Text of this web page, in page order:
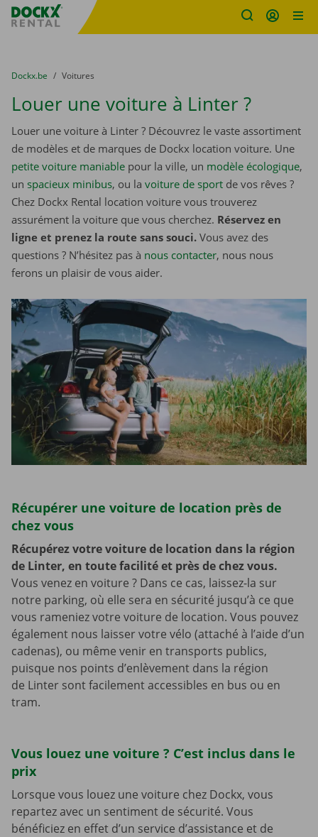
sitename
You are here:
du
Dockx.be to
Voitures
Louer une voiture à Linter ?
Louer une voiture à Linter ? Découvrez le vaste assortiment
de modèles et de marques de Dockx location voiture. Une
petite voiture maniable pour la ville, un modèle écologique,
un spacieux minibus, ou la voiture de sport de vos rêves ?
Chez Dockx Rental location voiture vous trouverez
assurément la voiture que vous cherchez. Réservez en
ligne et prenez la route sans souci. Vous avez des
questions ? N’hésitez pas à nous contacter, nous nous
ferons un plaisir de vous aider.
Récupérer une voiture de location près de
chez vous
Récupérez votre voiture de location dans la région
de Linter, en toute facilité et près de chez vous.
Vous venez en voiture ? Dans ce cas, laissez-la sur
notre parking, où elle sera en sécurité jusqu’à ce que
vous rameniez votre voiture de location. Vous pouvez
également nous laisser votre vélo (attaché à l’aide d’un
cadenas), ou même venir en transports publics,
puisque nos points d’enlèvement dans la région
de Linter sont facilement accessibles en bus ou en
tram.
Vous louez une voiture ? C’est inclus dans le
prix
Lorsque vous louez une voiture chez Dockx, vous
repartez avec un sentiment de sécurité. Vous
bénéficiez en effet d’un service d’assistance et de